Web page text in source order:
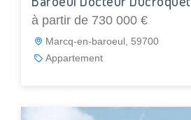
à partir de 730 000 €
Marcq-en-baroeul, 59700
Appartement